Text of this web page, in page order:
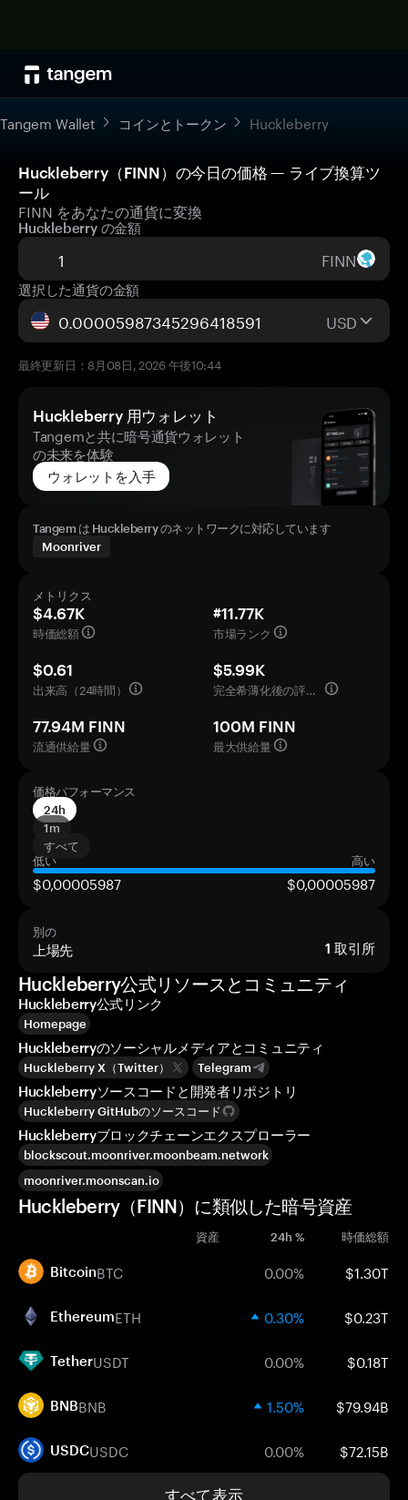
Tangem Wallet コインとトークン Huckleberry
Huckleberry（FINN）の今日の価格 — ライブ換算ツ
ール
FINN をあなたの通貨に変換
Huckleberry の金額
FINN
選択した通貨の金額
USD
最終更新日：8月08日, 2026 午後10:44
Huckleberry 用ウォレット
Tangemと共に暗号通貨ウォレット
の未来を体験
ウォレットを入手
Tangem は Huckleberry のネットワークに対応しています
Moonriver
メトリクス
$4.67K
時価総額
#11.77K
市場ランク
$0.61
出来高（24時間）
$5.99K
完全希薄化後の評価額
77.94M FINN
流通供給量
100M FINN
最大供給量
価格パフォーマンス
24h
1m
すべて
低い
高い
$0,00005987 $0,00005987
別の
上場先 1 取引所
Huckleberry公式リソースとコミュニティ
Huckleberry公式リンク
Homepage
Huckleberryのソーシャルメディアとコミュニティ
Huckleberry X（Twitter） Telegram
Huckleberryソースコードと開発者リポジトリ
Huckleberry GitHubのソースコード
Huckleberryブロックチェーンエクスプローラー
blockscout.moonriver.moonbeam.network
moonriver.moonscan.io
Huckleberry（FINN）に類似した暗号資産
資産 24h % 時価総額
BitcoinBTC 0.00% $1.30T
EthereumETH 0.30% $0.23T
TetherUSDT 0.00% $0.18T
BNBBNB 1.50% $79.94B
USDCUSDC 0.00% $72.15B
すべて表示